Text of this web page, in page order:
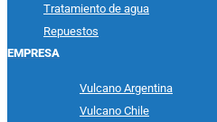
Tratamiento de agua
Repuestos
EMPRESA
Vulcano Argentina
Vulcano Chile